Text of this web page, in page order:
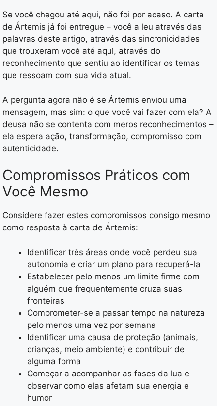
Se você chegou até aqui, não foi por acaso. A carta
de Ártemis já foi entregue – você a leu através das
palavras deste artigo, através das sincronicidades
que trouxeram você até aqui, através do
reconhecimento que sentiu ao identificar os temas
que ressoam com sua vida atual.
A pergunta agora não é se Ártemis enviou uma
mensagem, mas sim: o que você vai fazer com ela? A
deusa não se contenta com meros reconhecimentos –
ela espera ação, transformação, compromisso com
autenticidade.
Compromissos Práticos com
Você Mesmo
Considere fazer estes compromissos consigo mesmo
como resposta à carta de Ártemis:
Identificar três áreas onde você perdeu sua
autonomia e criar um plano para recuperá-la
Estabelecer pelo menos um limite firme com
alguém que frequentemente cruza suas
fronteiras
Comprometer-se a passar tempo na natureza
pelo menos uma vez por semana
Identificar uma causa de proteção (animais,
crianças, meio ambiente) e contribuir de
alguma forma
Começar a acompanhar as fases da lua e
observar como elas afetam sua energia e
humor